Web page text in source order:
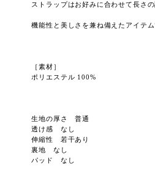
ストラップはお好みに合わせて長さの
機能性と美しさを兼ね備えたアイテム
［素材］
ポリエステル 100%
生地の厚さ 普通
透け感 なし
伸縮性 若干あり
裏地 なし
パッド なし